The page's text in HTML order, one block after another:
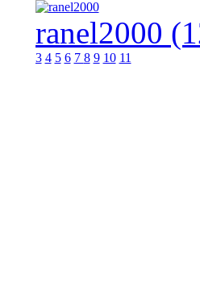
ranel2000
3 4 5 6 7 8 9 10 11